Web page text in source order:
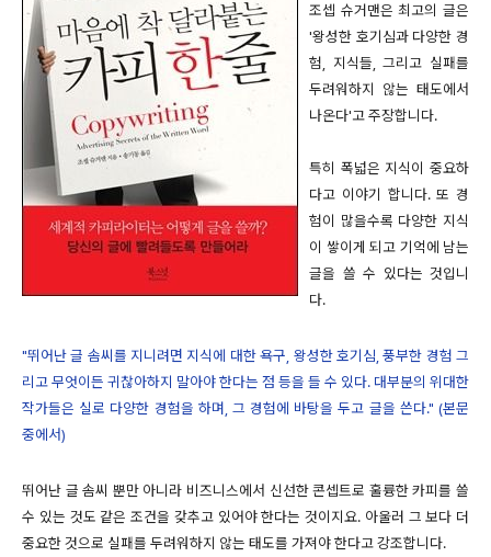
조셉 슈거맨은 최고의 글은
'왕성한 호기심과 다양한 경
험, 지식들, 그리고 실패를
두려워하지 않는 태도에서
나온다'고 주장합니다.
특히 폭넓은 지식이 중요하
다고 이야기 합니다. 또 경
험이 많을수록 다양한 지식
이 쌓이게 되고 기억에 남는
글을 쓸 수 있다는 것입니
다.
"뛰어난 글 솜씨를 지니려면 지식에 대한 욕구, 왕성한 호기심, 풍부한 경험 그
리고 무엇이든 귀찮아하지 말아야 한다는 점 등을 들 수 있다. 대부분의 위대한
작가들은 실로 다양한 경험을 하며, 그 경험에 바탕을 두고 글을 쓴다." (본문
중에서)
뛰어난 글 솜씨 뿐만 아니라 비즈니스에서 신선한 콘셉트로 훌륭한 카피를 쓸
수 있는 것도 같은 조건을 갖추고 있어야 한다는 것이지요. 아울러 그 보다 더
중요한 것으로 실패를 두려워하지 않는 태도를 가져야 한다고 강조합니다.